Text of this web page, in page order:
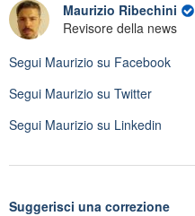
Maurizio Ribechini
Revisore della news
Segui Maurizio su Facebook
Segui Maurizio su Twitter
Segui Maurizio su Linkedin
Suggerisci una correzione